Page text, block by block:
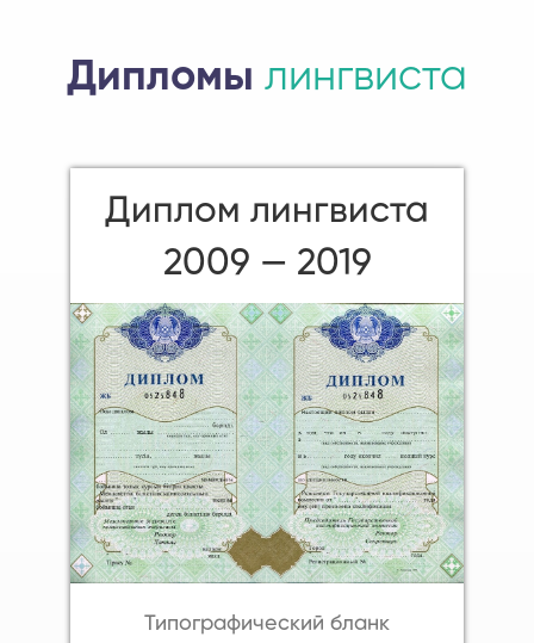
Дипломы лингвиста
Диплом лингвиста
2009 — 2019
Типографический бланк